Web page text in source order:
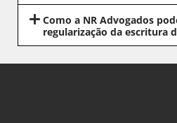
Como a NR Advogados
regularização da escritura